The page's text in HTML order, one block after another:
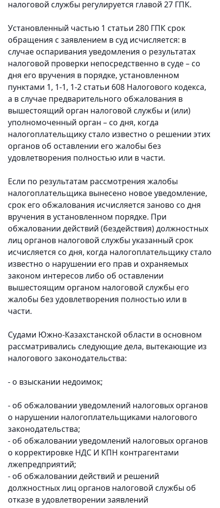
налоговой службы регулируется главой 27 ГПК.
Установленный частью 1 статьи 280 ГПК срок
обращения с заявлением в суд исчисляется: в
случае оспаривания уведомления о результатах
налоговой проверки непосредственно в суде – со
дня его вручения в порядке, установленном
пунктами 1, 1-1, 1-2 статьи 608 Налогового кодекса,
а в случае предварительного обжалования в
вышестоящий орган налоговой службы и (или)
уполномоченный орган – со дня, когда
налогоплательщику стало известно о решении этих
органов об оставлении его жалобы без
удовлетворения полностью или в части.
Если по результатам рассмотрения жалобы
налогоплательщика вынесено новое уведомление,
срок его обжалования исчисляется заново со дня
вручения в установленном порядке. При
обжаловании действий (бездействия) должностных
лиц органов налоговой службы указанный срок
исчисляется со дня, когда налогоплательщику стало
известно о нарушении его прав и охраняемых
законом интересов либо об оставлении
вышестоящим органом налоговой службы его
жалобы без удовлетворения полностью или в
части.
Судами Южно-Казахстанской области в основном
рассматривались следующие дела, вытекающие из
налогового законодательства:
- о взыскании недоимок;
- об обжаловании уведомлений налоговых органов
о нарушении налогоплательщиками налогового
законодательства;
- об обжаловании уведомлений налоговых органов
о корректировке НДС И КПН контрагентами
лжепредприятий;
- об обжаловании действий и решений
должностных лиц органов налоговой службы об
отказе в удовлетворении заявлений